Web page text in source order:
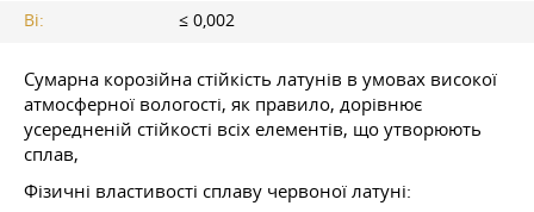
Bi:
≤ 0,002
Сумарна корозійна стійкість латунів в умовах високої
атмосферної вологості, як правило, дорівнює
усередненій стійкості всіх елементів, що утворюють
сплав,
Фізичні властивості сплаву червоної латуні: